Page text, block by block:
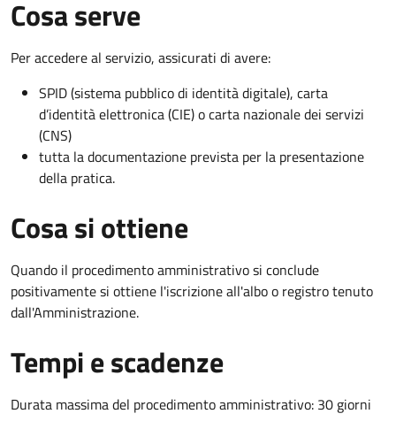
Cosa serve
Per accedere al servizio, assicurati di avere:
SPID (sistema pubblico di identità digitale), carta
d’identità elettronica (CIE) o carta nazionale dei servizi
(CNS)
tutta la documentazione prevista per la presentazione
della pratica.
Cosa si ottiene
Quando il procedimento amministrativo si conclude
positivamente si ottiene l'iscrizione all'albo o registro tenuto
dall'Amministrazione.
Tempi e scadenze
Durata massima del procedimento amministrativo: 30 giorni